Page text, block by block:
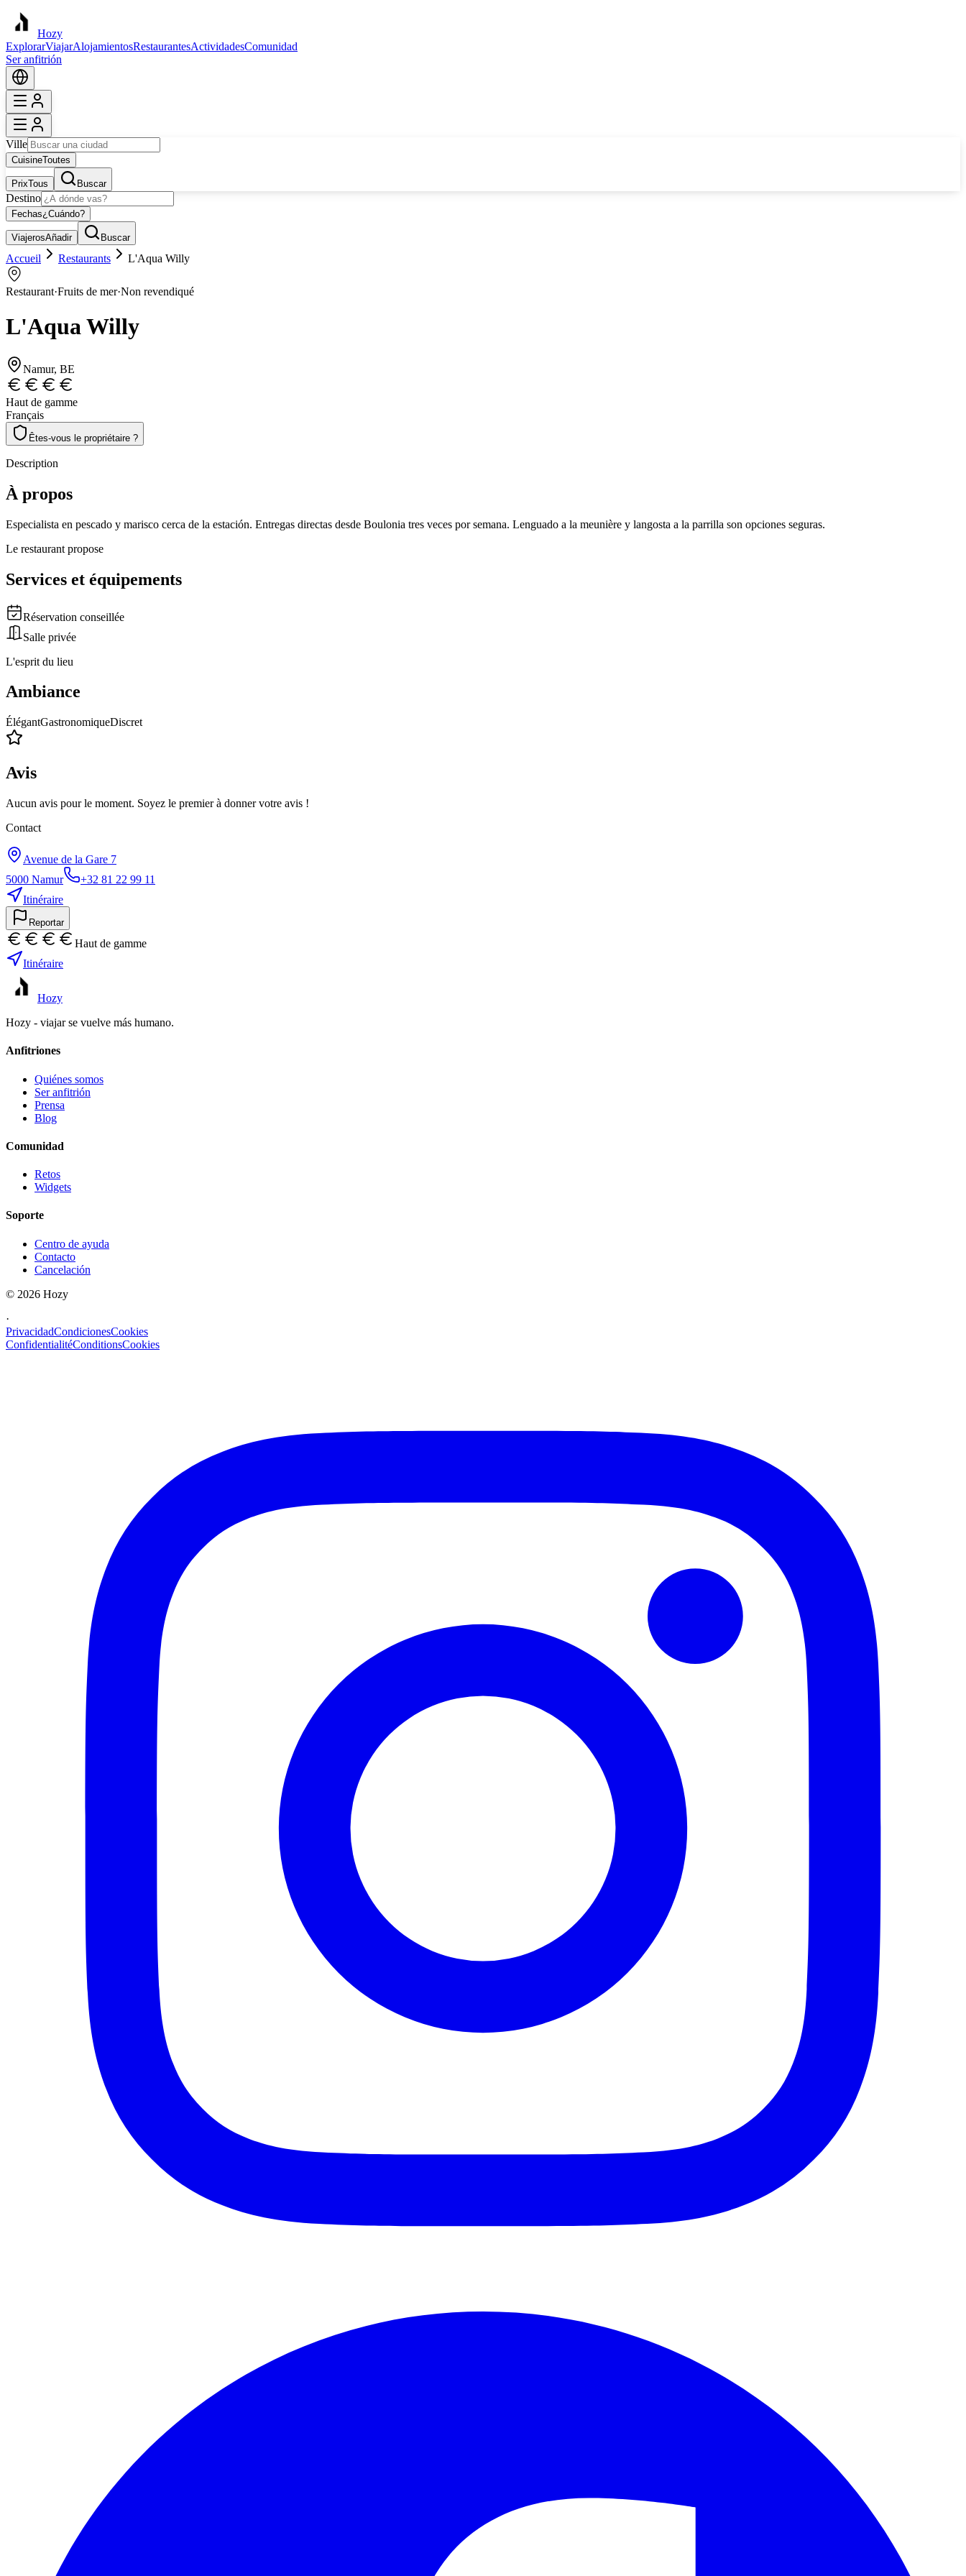
Hozy
ExplorarViajarAlojamientosRestaurantesActividadesComunidad
Ser anfitrión
Ville
CuisineToutes
PrixTous Buscar
Destino
Fechas¿Cuándo?
ViajerosAñadir Buscar
Accueil Restaurants L'Aqua Willy
Restaurant·Fruits de mer·Non revendiqué
L'Aqua Willy
Namur, BE
Haut de gamme
Français
Êtes-vous le propriétaire ?
Description
À propos
Especialista en pescado y marisco cerca de la estación. Entregas directas desde Boulonia tres veces por semana. Lenguado a la meunière y langosta a la parrilla son opciones seguras.
Le restaurant propose
Services et équipements
Réservation conseillée
Salle privée
L'esprit du lieu
Ambiance
ÉlégantGastronomiqueDiscret
Avis
Aucun avis pour le moment. Soyez le premier à donner votre avis !
Contact
Avenue de la Gare 7
5000 Namur
+32 81 22 99 11
Itinéraire
Reportar
Haut de gamme
Itinéraire
Hozy
Hozy - viajar se vuelve más humano.
Anfitriones
Quiénes somos
Ser anfitrión
Prensa
Blog
Comunidad
Retos
Widgets
Soporte
Centro de ayuda
Contacto
Cancelación
© 2026 Hozy
·
PrivacidadCondicionesCookies
ConfidentialitéConditionsCookies